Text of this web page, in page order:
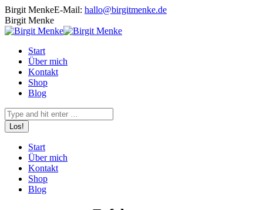
Zum
Inhalt
springen
Birgit MenkeE-Mail: hallo@birgitmenke.de
E-
Mail
Birgit Menke
Start
Über mich
Kontakt
Shop
Blog
Search:
Start
Über mich
Kontakt
Shop
Blog